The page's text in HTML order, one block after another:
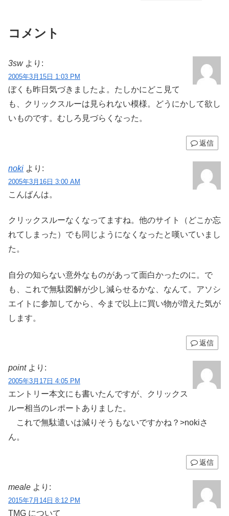
コメント
3sw より:
2005年3月15日 1:03 PM
ぼくも昨日気づきましたよ。たしかにどこ見て
も、クリックスルーは見られない模様。どうにかして欲し
いものです。むしろ見づらくなった。
返信
noki より:
2005年3月16日 3:00 AM
こんばんは。
クリックスルーなくなってますね。他のサイト（どこか忘
れてしまった）でも同じようになくなったと嘆いていまし
た。
自分の知らない意外なものがあって面白かったのに。で
も、これで無駄図解が少し減らせるかな、なんて。アソシ
エイトに参加してから、今まで以上に買い物が増えた気が
します。
返信
point より:
2005年3月17日 4:05 PM
エントリー本文にも書いたんですが、クリックス
ルー相当のレポートありました。
これで無駄遣いは減りそうもないですかね？>nokiさ
ん。
返信
meale より:
2015年7月14日 8:12 PM
TMG について